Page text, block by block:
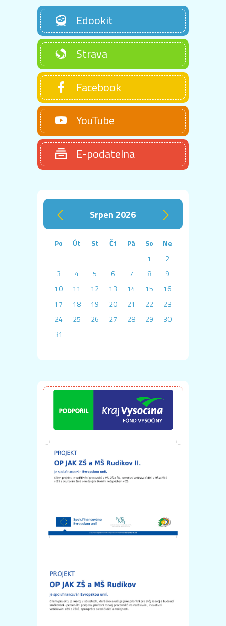
Edookit
Strava
Facebook
YouTube
E-podatelna
‹ srpen 2026 ›
Po Út St Čt Pá So
Ne
1
2
3
4 5 6 7 8
9
10
11 12 13 14 15
16
17
18 19 20 21 22
23
24
25 26 27 28 29
30
31